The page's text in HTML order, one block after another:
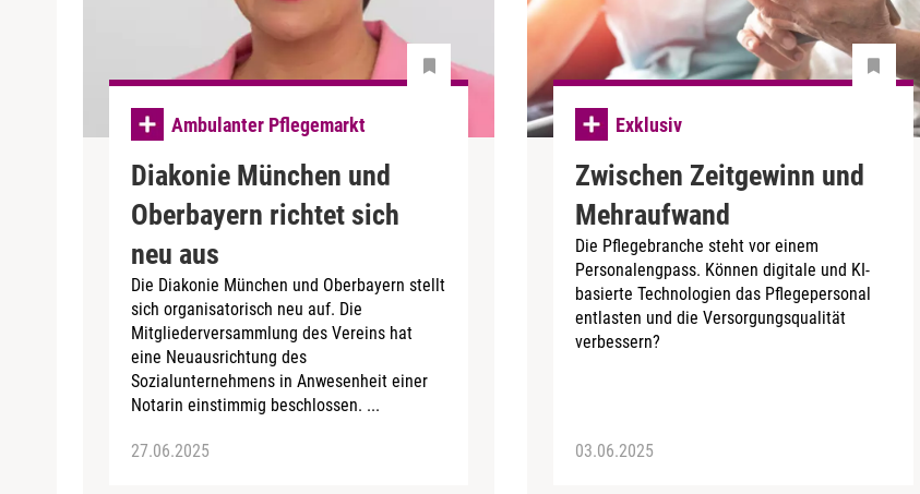
Ambulanter Pflegemarkt
Diakonie München und
Oberbayern richtet sich
neu aus
Die Diakonie München und Oberbayern stellt
sich organisatorisch neu auf. Die
Mitgliederversammlung des Vereins hat
eine Neuausrichtung des
Sozialunternehmens in Anwesenheit einer
Notarin einstimmig beschlossen. ...
27.06.2025
Exklusiv
Zwischen Zeitgewinn und
Mehraufwand
Die Pflegebranche steht vor einem
Personalengpass. Können digitale und KI-
basierte Technologien das Pflegepersonal
entlasten und die Versorgungsqualität
verbessern?
03.06.2025